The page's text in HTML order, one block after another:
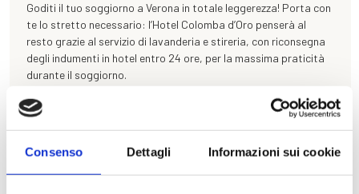
Consenso Dettagli Informazioni sui cookie
Goditi il tuo soggiorno a Verona in totale leggerezza! Porta con
te lo stretto necessario: l’Hotel Colomba d’Oro penserà al
resto grazie al servizio di lavanderia e stireria, con riconsegna
degli indumenti in hotel entro 24 ore, per la massima praticità
durante il soggiorno.
DETTAGLI